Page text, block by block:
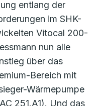
entlang der
im SHK-
Vitocal 200-
nun alle
über das
Bereich mit
Wärmepumpe
251.A1). Und das